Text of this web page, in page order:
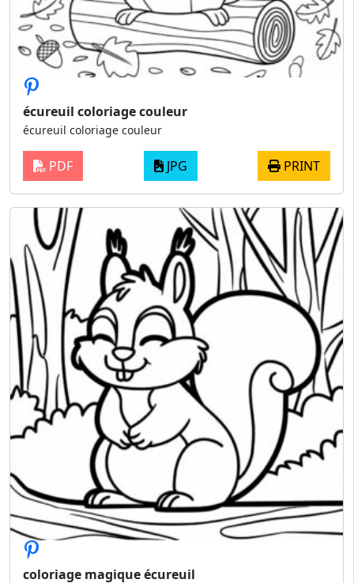
écureuil coloriage couleur
écureuil coloriage couleur
PDF JPG PRINT
coloriage magique écureuil